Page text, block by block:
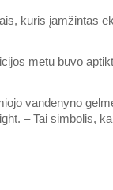
kuris įamžintas
metu buvo
vandenyno
– Tai simbolis,